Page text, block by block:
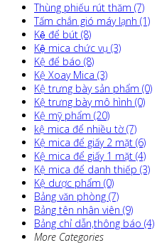
Thùng phiếu rút thăm (7)
Tấm chắn gió máy lạnh (1)
Kệ để bút (8)
Kệ mica chức vụ (3)
Kệ để báo (8)
Kệ Xoay Mica (3)
Kệ trưng bày sản phẩm (0)
Kệ trưng bày mô hình (0)
Kệ mỹ phẩm (20)
kệ mica để nhiều tờ (7)
Kệ mica để giấy 2 mặt (6)
Kệ mica để giấy 1 mặt (4)
Kệ mica để danh thiếp (3)
Kệ dược phẩm (0)
Bảng văn phòng (7)
Bảng tên nhân viên (9)
Bảng chỉ dẫn,thông báo (4)
More Categories